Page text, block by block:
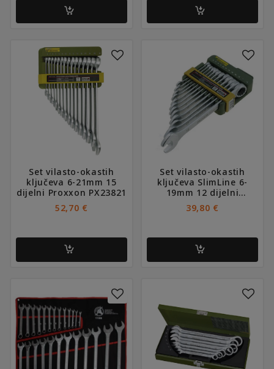
Set vilasto-okastih
ključeva 6-21mm 15
dijelni Proxxon PX23821
52,70 €
Set vilasto-okastih
ključeva SlimLine 6-
19mm 12 dijelni
Proxxon PX23820
39,80 €